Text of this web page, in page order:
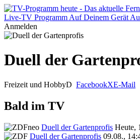
Live-TV Programm Auf Deinem Gerät
Anmelden
Duell der
Freizeit und HobbyD FacebookXE-Mail
Bald im TV
Duell der Gartenprofis Heute,
Duell der Gartenprofis 09.08.,